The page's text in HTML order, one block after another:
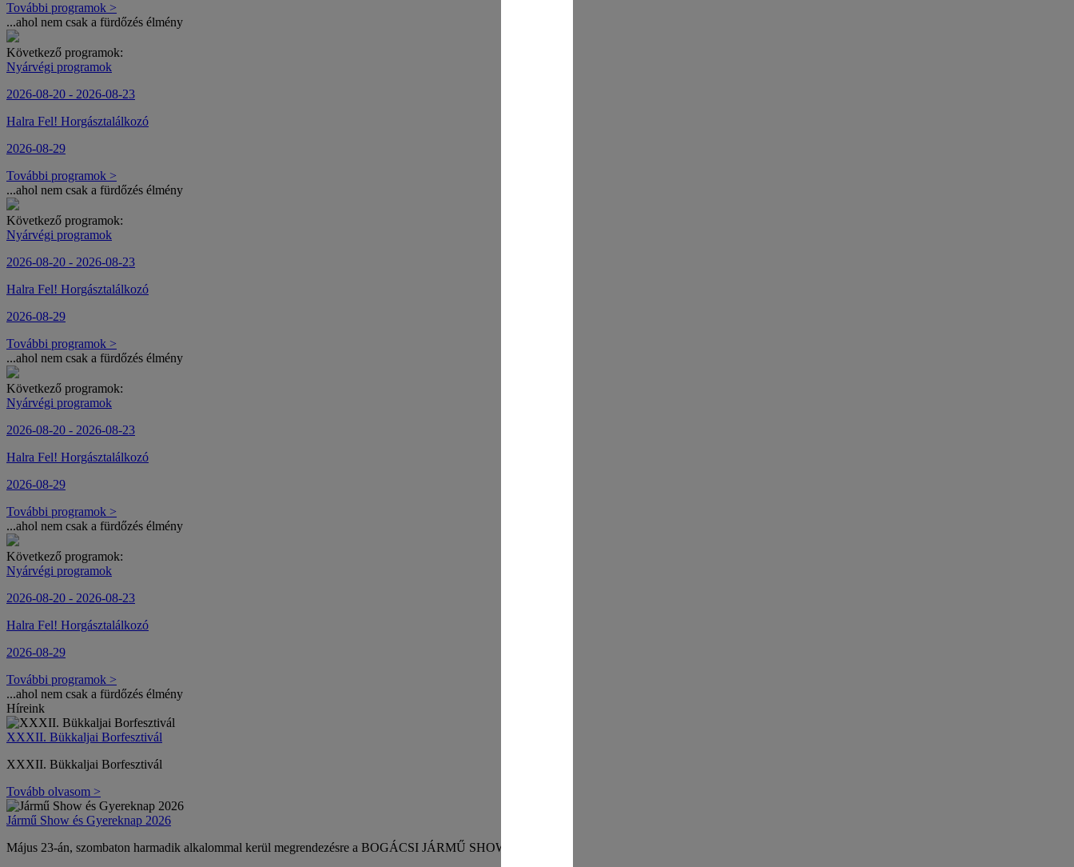
További programok >
...ahol nem csak a fürdőzés élmény
Következő programok:
Nyárvégi programok
2026-08-20 - 2026-08-23
Halra Fel! Horgásztalálkozó
2026-08-29
További programok >
...ahol nem csak a fürdőzés élmény
Következő programok:
Nyárvégi programok
2026-08-20 - 2026-08-23
Halra Fel! Horgásztalálkozó
2026-08-29
További programok >
...ahol nem csak a fürdőzés élmény
Következő programok:
Nyárvégi programok
2026-08-20 - 2026-08-23
Halra Fel! Horgásztalálkozó
2026-08-29
További programok >
...ahol nem csak a fürdőzés élmény
Következő programok:
Nyárvégi programok
2026-08-20 - 2026-08-23
Halra Fel! Horgásztalálkozó
2026-08-29
További programok >
...ahol nem csak a fürdőzés élmény
Híreink
XXXII. Bükkaljai Borfesztivál
XXXII. Bükkaljai Borfesztivál
Tovább olvasom >
Jármű Show és Gyereknap 2026
Május 23-án, szombaton harmadik alkalommal kerül megrendezésre a BOGÁCSI JÁRMŰ SHOW!